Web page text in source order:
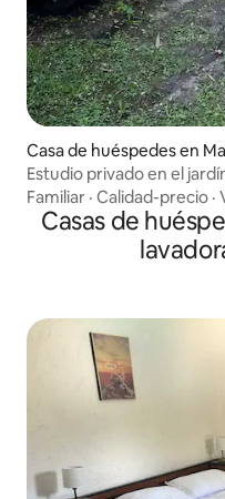
Casa de huéspedes en
Estudio privado en el
Familiar · Calidad-precio ·
Casas de